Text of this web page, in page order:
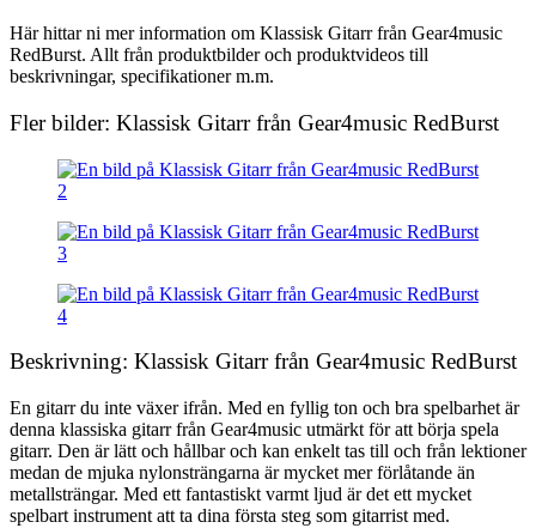
Här hittar ni mer information om Klassisk Gitarr från Gear4music
RedBurst. Allt från produktbilder och produktvideos till
beskrivningar, specifikationer m.m.
Fler bilder: Klassisk Gitarr från Gear4music RedBurst
Beskrivning: Klassisk Gitarr från Gear4music RedBurst
En gitarr du inte växer ifrån. Med en fyllig ton och bra spelbarhet är
denna klassiska gitarr från Gear4music utmärkt för att börja spela
gitarr. Den är lätt och hållbar och kan enkelt tas till och från lektioner
medan de mjuka nylonsträngarna är mycket mer förlåtande än
metallsträngar. Med ett fantastiskt varmt ljud är det ett mycket
spelbart instrument att ta dina första steg som gitarrist med.